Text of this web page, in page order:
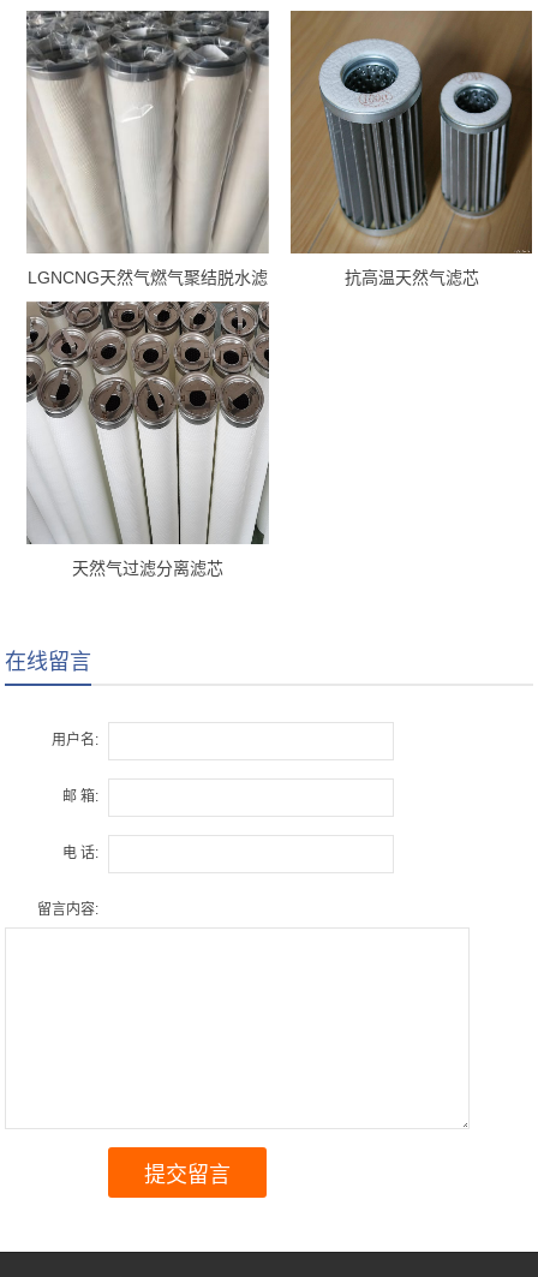
LGNCNG天然气燃气聚结脱水滤
芯
抗高温天然气滤芯
天然气过滤分离滤芯
在线留言
用户名:
邮 箱:
电 话:
留言内容: